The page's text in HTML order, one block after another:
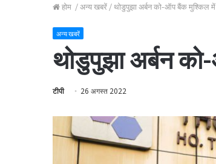
होम /अन्य खबरें / थोडुपुझा अर्बन को-ऑप बैंक मुश्किल में
अन्य खबरें
थोडुपुझा अर्बन
टीपी 26 अगस्त 2022